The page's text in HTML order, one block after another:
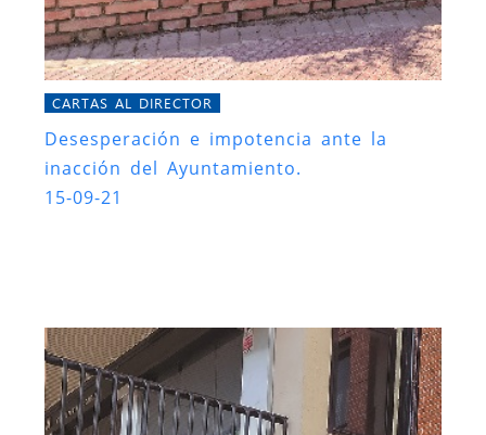
CARTAS AL DIRECTOR
Desesperación e impotencia ante la
inacción del Ayuntamiento.
15-09-21